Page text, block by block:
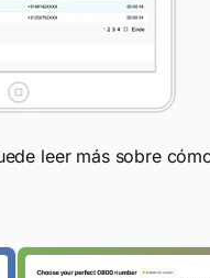
leer más sobre